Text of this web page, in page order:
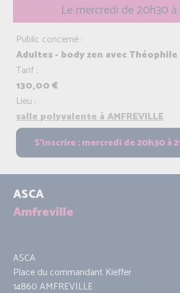
Le mercredi de 20h30 à
Public concerné :
Adultes - body zen avec Théophile
Tarif :
130,00 €
Lieu :
salle polyvalente à AMFREVILLE
ASCA
Amfreville
ASCA
Place du commandant Kieffer
14860 AMFREVILLE